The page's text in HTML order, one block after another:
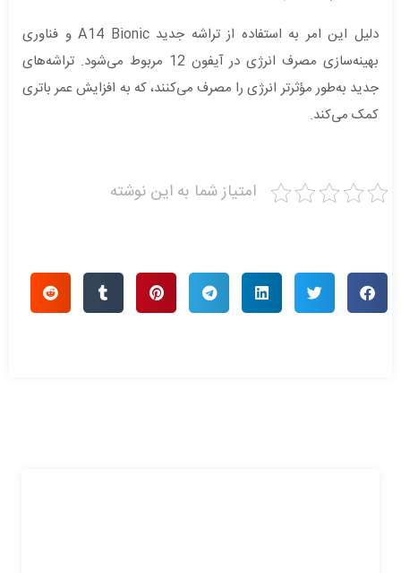
دلیل این امر به استفاده از تراشه جدید A14 Bionic و فناوری
بهینه‌سازی مصرف انرژی در آیفون 12 مربوط می‌شود. تراشه‌های
جدید به‌طور مؤثرتر انرژی را مصرف می‌کنند، که به افزایش عمر باتری
کمک می‌کند.
امتیاز شما به این نوشته